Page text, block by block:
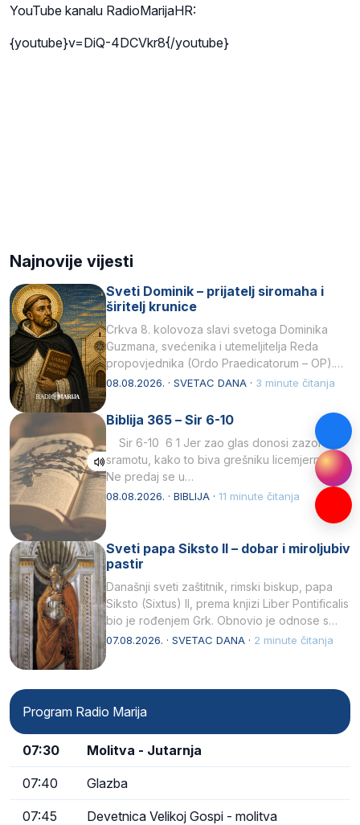
YouTube kanalu RadioMarijaHR:
{youtube}v=DiQ-4DCVkr8{/youtube}
Najnovije vijesti
Sveti Dominik – prijatelj siromaha i
širitelj krunice
Crkva 8. kolovoza slavi svetoga Dominika
Guzmana, svećenika i utemeljitelja Reda
propovjednika (Ordo Praedicatorum – OP).
Svojim životom, dubokom ljubavlju prema
08.08.2026. · SVETAC DANA · 3 minute čitanja
Biblija 365 – Sir 6-10
Sir 6-10 6 1 Jer zao glas donosi zazor i
sramotu, kako to biva grešniku licemjernom.2
Ne predaj se u…
08.08.2026. · BIBLIJA · 11 minute čitanja
Sveti papa Siksto II – dobar i miroljubiv
pastir
Današnji sveti zaštitnik, rimski biskup, papa
Siksto (Sixtus) II, prema knjizi Liber Pontificalis
bio je rođenjem Grk. Obnovio je odnose s
afričkim…
07.08.2026. · SVETAC DANA · 2 minute čitanja
Program Radio Marija
07:30 Molitva - Jutarnja
07:40 Glazba
07:45 Devetnica Velikoj Gospi - molitva